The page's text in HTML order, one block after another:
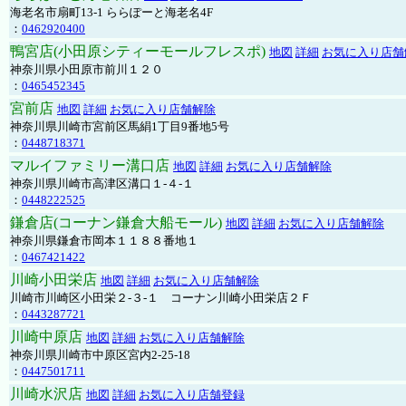
海老名市扇町13-1 ららぽーと海老名4F
： 0462920400
鴨宮店(小田原シティーモールフレスポ) 地図 詳細 お気に入り店
神奈川県小田原市前川１２０
： 0465452345
宮前店 地図 詳細 お気に入り店舗解除
神奈川県川崎市宮前区馬絹1丁目9番地5号
： 0448718371
マルイファミリー溝口店 地図 詳細 お気に入り店舗解除
神奈川県川崎市高津区溝口１-４-１
： 0448222525
鎌倉店(コーナン鎌倉大船モール) 地図 詳細 お気に入り店舗解除
神奈川県鎌倉市岡本１１８８番地１
： 0467421422
川崎小田栄店 地図 詳細 お気に入り店舗解除
川崎市川崎区小田栄２‐３‐１ コーナン川崎小田栄店２Ｆ
： 0443287721
川崎中原店 地図 詳細 お気に入り店舗解除
神奈川県川崎市中原区宮内2-25-18
： 0447501711
川崎水沢店 地図 詳細 お気に入り店舗登録